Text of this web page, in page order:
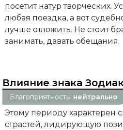
посетит натур творческих.
любая поездка, а вот
лучше отложить. Не стоит
занимать, давать обещания.
Влияние знака
Благоприятность: нейтрально
Этому периоду характерен
страстей, лидирующую